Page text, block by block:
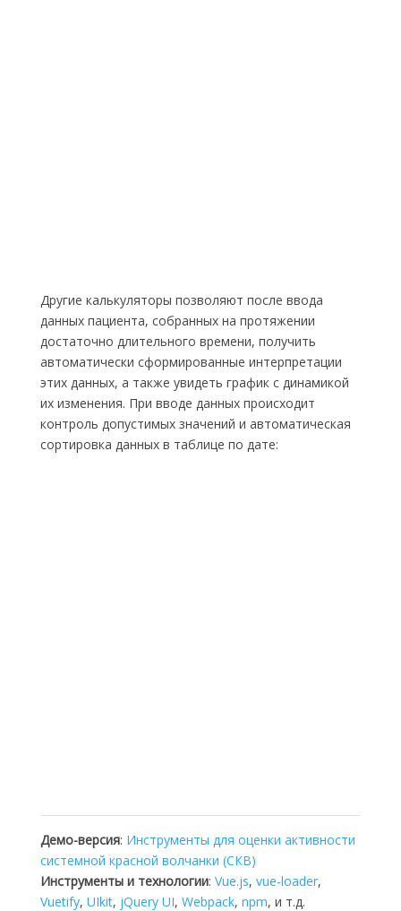
Другие калькуляторы позволяют после ввода
данных пациента, собранных на протяжении
достаточно длительного времени, получить
автоматически сформированные интерпретации
этих данных, а также увидеть график с динамикой
их изменения. При вводе данных происходит
контроль допустимых значений и автоматическая
сортировка данных в таблице по дате:
Демо-версия: Инструменты для оценки активности
системной красной волчанки (СКВ)
Инструменты и технологии: Vue.js, vue-loader,
Vuetify, UIkit, jQuery UI, Webpack, npm, и т.д.